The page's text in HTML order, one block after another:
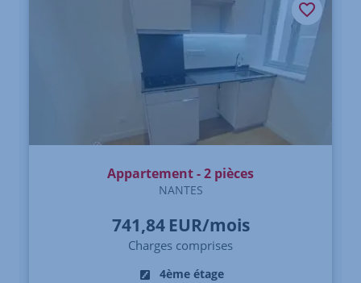
Appartement - 2 pièces
NANTES
741,84 EUR/mois
Charges comprises
4ème étage